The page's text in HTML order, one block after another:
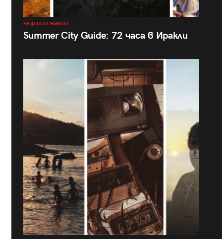
НЕЩАТА ОТ ЖИВОТА
Summer City Guide: 72 часа в Иракли